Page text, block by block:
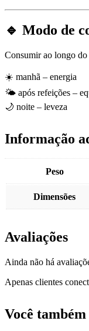
🔹 Modo de
Consumir ao longo
☀️ manhã – energia
🌤️ após refeições –
🌙 noite – leveza
Informação
Peso
Dimensões
Avaliações
Ainda não há
Apenas clientes
Você